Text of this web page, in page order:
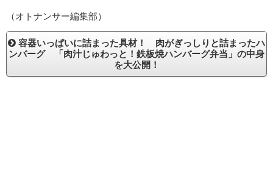
（オトナンサー編集部）
容器いっぱいに詰まった具材！ 肉がぎっしりと詰まったハ
ンバーグ 「肉汁じゅわっと！鉄板焼ハンバーグ弁当」の中身
を大公開！